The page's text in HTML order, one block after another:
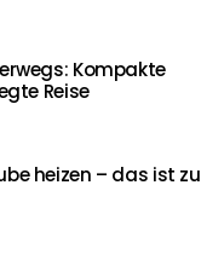
Kompakte
Reise
heizen – das ist zu